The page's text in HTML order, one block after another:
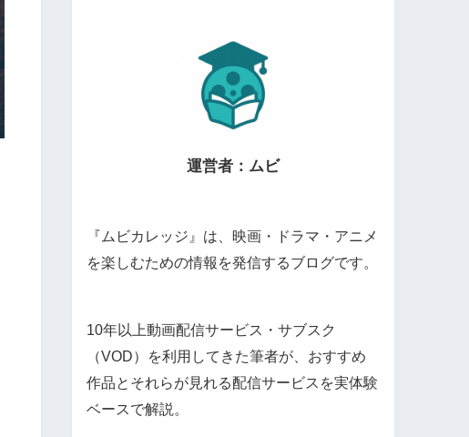
運営者：ムビ
『ムビカレッジ』は、映画・ドラマ・アニメ
を楽しむための情報を発信するブログです。
10年以上動画配信サービス・サブスク
（VOD）を利用してきた筆者が、おすすめ
作品とそれらが見れる配信サービスを実体験
ベースで解説。